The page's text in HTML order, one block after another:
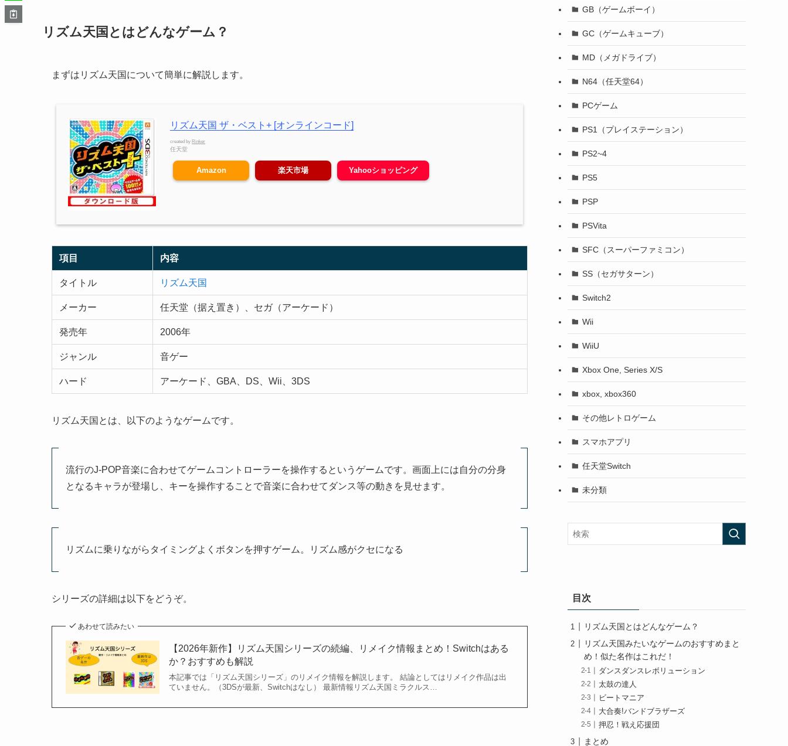
リズム天国とはどんなゲーム？
まずはリズム天国について簡単に解説します。
リズム天国 ザ・ベスト+ [オンラインコード]
created by Rinker
任天堂
Amazon 楽天市場 Yahooショッピング
項目 内容
タイトル リズム天国
メーカー 任天堂（据え置き）、セガ（アーケード）
発売年 2006年
ジャンル 音ゲー
ハード アーケード、GBA、DS、Wii、3DS
リズム天国とは、以下のようなゲームです。
流行のJ-POP音楽に合わせてゲームコントローラーを操作するというゲームです。画面上には自分の分身
となるキャラが登場し、キーを操作することで音楽に合わせてダンス等の動きを見せます。
リズムに乗りながらタイミングよくボタンを押すゲーム。リズム感がクセになる
シリーズの詳細は以下をどうぞ。
あわせて読みたい
【2026年新作】リズム天国シリーズの続編、リメイク情報まとめ！Switchはある
か？おすすめも解説
本記事では「リズム天国シリーズ」のリメイク情報を解説します。 結論としてはリメイク作品は出
ていません。（3DSが最新、Switchはなし） 最新情報リズム天国ミラクルス…
GB（ゲームボーイ）
GC（ゲームキューブ）
MD（メガドライブ）
N64（任天堂64）
PCゲーム
PS1（プレイステーション）
PS2~4
PS5
PSP
PSVita
SFC（スーパーファミコン）
SS（セガサターン）
Switch2
Wii
WiiU
Xbox One, Series X/S
xbox, xbox360
その他レトロゲーム
スマホアプリ
任天堂Switch
未分類
目次
リズム天国とはどんなゲーム？
リズム天国みたいなゲームのおすすめまと
め！似た名作はこれだ！
ダンスダンスレボリューション
太鼓の達人
ビートマニア
大合奏!バンドブラザーズ
押忍！戦え応援団
まとめ